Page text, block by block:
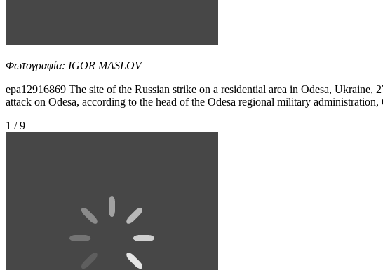
Φωτογραφία: IGOR MASLOV
epa12916869 The site of the Russian strike on a residential area in Odesa,
attack on Odesa, according to the head of the Odesa regional military
1 / 9